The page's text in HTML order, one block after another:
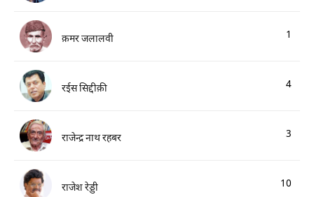
क़मर जलालवी 1
रईस सिद्दीक़ी 4
राजेन्द्र नाथ रहबर 3
राजेश रेड्डी 10